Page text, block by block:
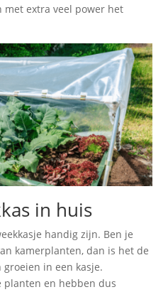
extra veel power het
in huis
handig zijn. Ben je
kamerplanten, dan is het de
in een kasje.
en hebben dus